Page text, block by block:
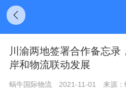
川渝两地签署合作备忘录
岸和物流联动发展
蜗牛国际物流 2021-11-01 来源